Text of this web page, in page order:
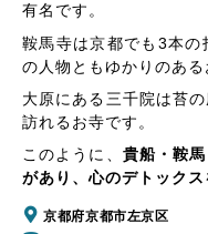
有名です。
鞍馬寺は京都でも3本の
の人物ともゆかりのある
大原にある三千院は苔
訪れるお寺です。
このように、 貴船・鞍
があり、心のデトック
京都府京都市左京区